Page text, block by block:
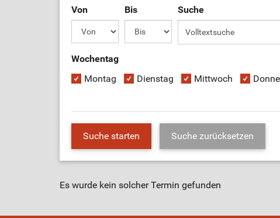
Von Bis Suche
Wochentag
Montag
Dienstag Mittwoch
Es wurde kein solcher Termin gefunden